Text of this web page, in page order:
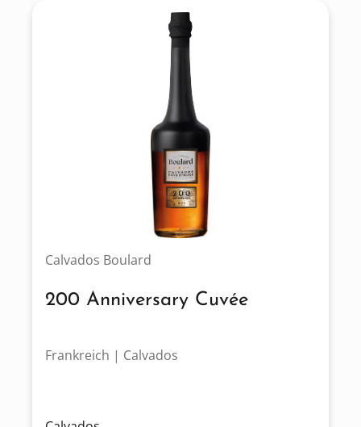
Calvados Boulard
200 Anniversary Cuvée
Frankreich | Calvados